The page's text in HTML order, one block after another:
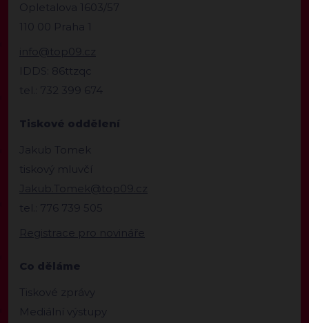
Opletalova 1603/57
110 00 Praha 1
info@top09.cz
IDDS: 86ttzqc
tel.: 732 399 674
Tiskové oddělení
Jakub Tomek
tiskový mluvčí
Jakub.Tomek@top09.cz
tel.: 776 739 505
Registrace pro novináře
Co děláme
Tiskové zprávy
Mediální výstupy